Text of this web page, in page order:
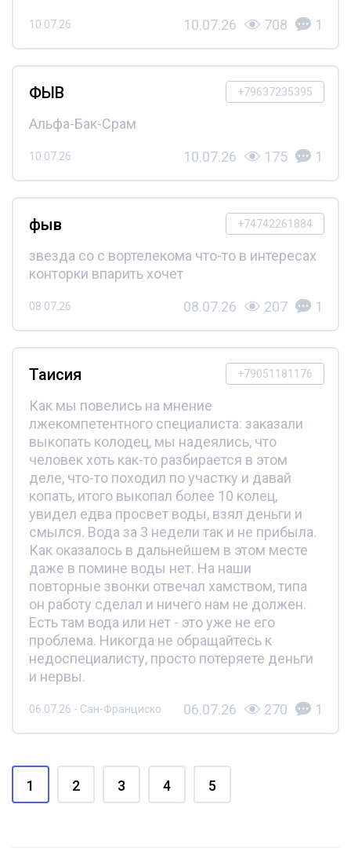
10.07.26 10.07.26 708 1
+79637235395
ФЫВ
Альфа-Бак-Срам
10.07.26 10.07.26 175 1
+74742261884
фыв
звезда со с вортелекома что-то в интересах
конторки впарить хочет
08.07.26 08.07.26 207 1
+79051181176
Таисия
Как мы повелись на мнение
лжекомпетентного специалиста: заказали
выкопать колодец, мы надеялись, что
человек хоть как-то разбирается в этом
деле, что-то походил по участку и давай
копать, итого выкопал более 10 колец,
увидел едва просвет воды, взял деньги и
смылся. Вода за 3 недели так и не прибыла.
Как оказалось в дальнейшем в этом месте
даже в помине воды нет. На наши
повторные звонки отвечал хамством, типа
он работу сделал и ничего нам не должен.
Есть там вода или нет - это уже не его
проблема. Никогда не обращайтесь к
недоспециалисту, просто потеряете деньги
и нервы.
06.07.26 - Сан-Франциско 06.07.26 270 1
1 2 3 4 5